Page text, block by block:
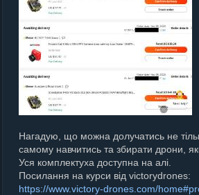
Нагадую, що можна долучатись не
самому навчитись та збирати дрони,
Уся комплектуха доступна на алі.
Посилання на курси від victorydrones:
https://www.victory-drones.com/